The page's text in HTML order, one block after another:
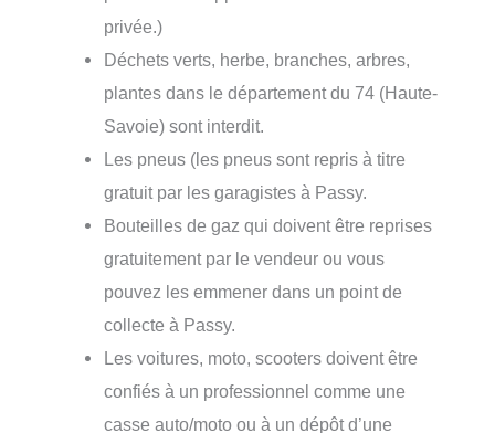
privée.)
Déchets verts, herbe, branches, arbres,
plantes dans le département du 74 (Haute-
Savoie) sont interdit.
Les pneus (les pneus sont repris à titre
gratuit par les garagistes à Passy.
Bouteilles de gaz qui doivent être reprises
gratuitement par le vendeur ou vous
pouvez les emmener dans un point de
collecte à Passy.
Les voitures, moto, scooters doivent être
confiés à un professionnel comme une
casse auto/moto ou à un dépôt d’une